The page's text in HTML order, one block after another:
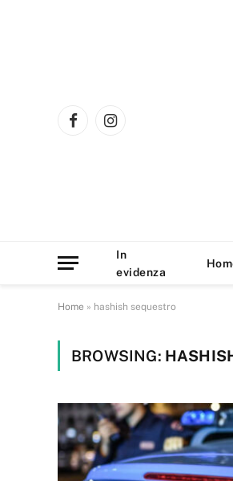
FacebookInstagram
In
evidenza
Home » hashish sequestro
BROWSING: